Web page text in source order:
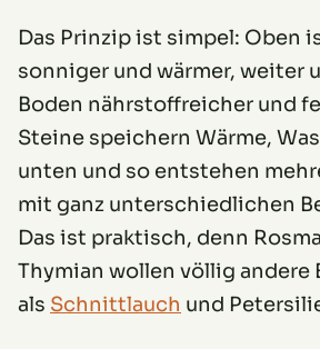
Das Prinzip ist simpel: Oben
sonniger und wärmer, weiter
Boden nährstoffreicher und
Steine speichern Wärme,
unten und so entstehen
mit ganz unterschiedlichen
Das ist praktisch, denn
Thymian wollen völlig andere
als Schnittlauch und